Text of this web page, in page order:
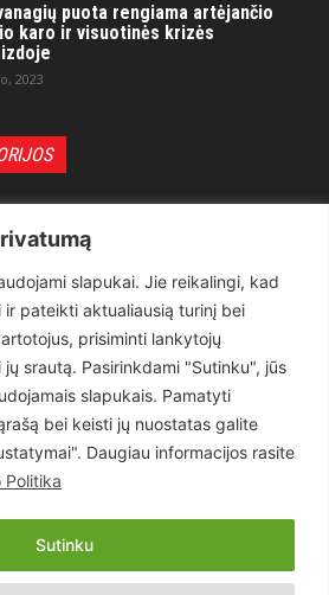
slapukai. Jie reikalingi, kad
ir pateikti aktualiausią turinį bei
prisiminti lankytojų
srautą. Pasirinkdami "Sutinku", jūs
slapukais. Pamatyti
bei keisti jų nuostatas galite
Daugiau informacijos rasite
Politika
Sutinku
puota rengiama artėjančio
karo ir visuotinės krizės
2023
1497
619